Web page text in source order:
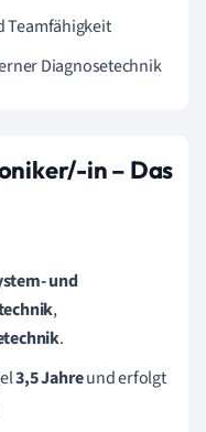
Teamfähigkeit
Diagnosetechnik
in – Das
und
,
.
3,5 Jahreund erfolgt